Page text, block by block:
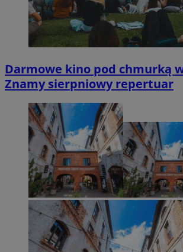
Darmowe kino pod chmurką
Znamy sierpniowy repertuar